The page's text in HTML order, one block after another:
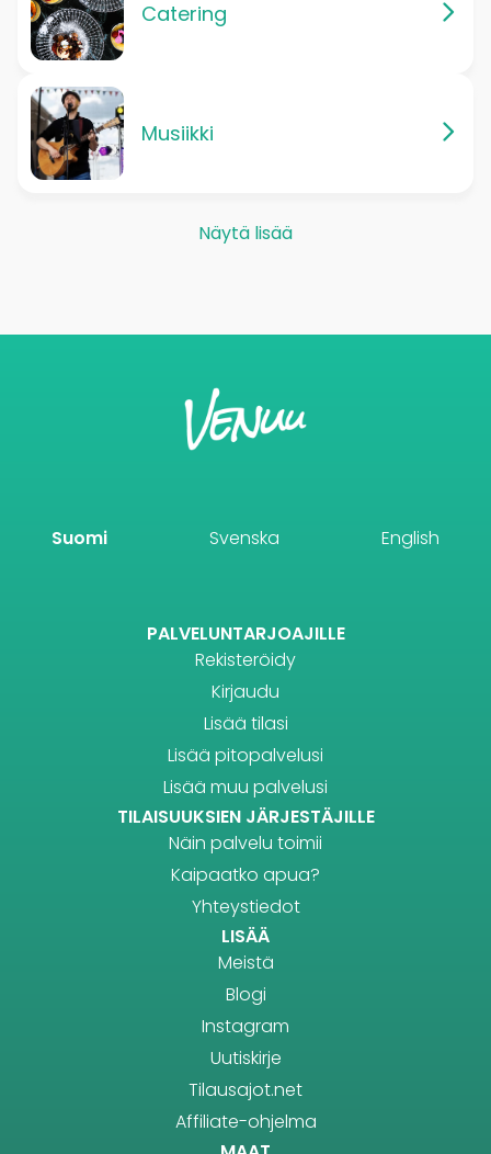
Catering
Musiikki
Näytä lisää
Suomi Svenska English
PALVELUNTARJOAJILLE
Rekisteröidy
Kirjaudu
Lisää tilasi
Lisää pitopalvelusi
Lisää muu palvelusi
TILAISUUKSIEN JÄRJESTÄJILLE
Näin palvelu toimii
Kaipaatko apua?
Yhteystiedot
LISÄÄ
Meistä
Blogi
Instagram
Uutiskirje
Tilausajot.net
Affiliate-ohjelma